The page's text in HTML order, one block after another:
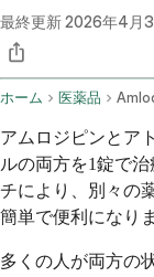
最終更新2026年4月
ホーム 医薬品
アムロジピンとア
ルの両方を1錠で
チにより、別々の
簡単で便利になり
多くの人が両方の